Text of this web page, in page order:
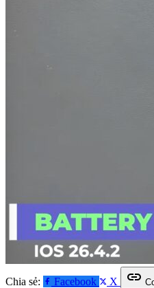
Chia sẻ: Facebook X link